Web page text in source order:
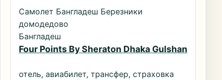
Самолет Бангладеш Березники
домодедово
Бангладеш
Four Points By Sheraton Dhaka Gulshan
отель, авиабилет, трансфер, страховка